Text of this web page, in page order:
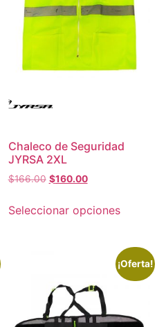
Chaleco de Seguridad
JYRSA 2XL
$166.00 $160.00
Seleccionar opciones
¡Oferta!